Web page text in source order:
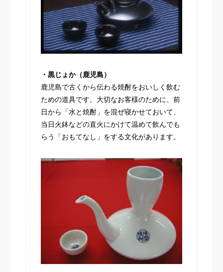
・黒じょか（鹿児島）
鹿児島で古くから伝わる焼酎をおいしく飲む
ための道具です。大切なお客様のために、前
日から「水と焼酎」を混ぜ寝かせておいて、
当日火鉢などの直火にかけて温めて飲んでも
らう「おもてなし」をする文化があります。